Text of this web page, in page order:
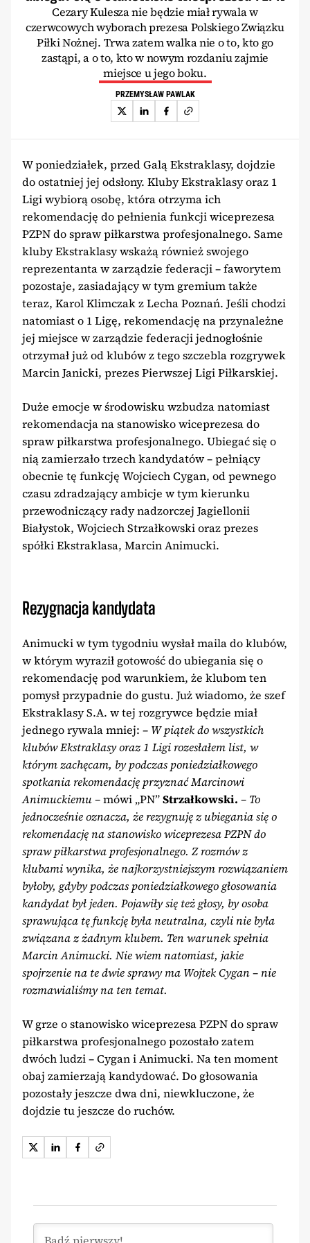
Cezary Kulesza nie będzie miał rywala w
czerwcowych wyborach prezesa Polskiego Związku
Piłki Nożnej. Trwa zatem walka nie o to, kto go
zastąpi, a o to, kto w nowym rozdaniu zajmie
miejsce u jego boku.
PRZEMYSŁAW PAWLAK
W poniedziałek, przed Galą Ekstraklasy, dojdzie
do ostatniej jej odsłony. Kluby Ekstraklasy oraz 1
Ligi wybiorą osobę, która otrzyma ich
rekomendację do pełnienia funkcji wiceprezesa
PZPN do spraw piłkarstwa profesjonalnego. Same
kluby Ekstraklasy wskażą również swojego
reprezentanta w zarządzie federacji – faworytem
pozostaje, zasiadający w tym gremium także
teraz, Karol Klimczak z Lecha Poznań. Jeśli chodzi
natomiast o 1 Ligę, rekomendację na przynależne
jej miejsce w zarządzie federacji jednogłośnie
otrzymał już od klubów z tego szczebla rozgrywek
Marcin Janicki, prezes Pierwszej Ligi Piłkarskiej.
Duże emocje w środowisku wzbudza natomiast
rekomendacja na stanowisko wiceprezesa do
spraw piłkarstwa profesjonalnego. Ubiegać się o
nią zamierzało trzech kandydatów – pełniący
obecnie tę funkcję Wojciech Cygan, od pewnego
czasu zdradzający ambicje w tym kierunku
przewodniczący rady nadzorczej Jagiellonii
Białystok, Wojciech Strzałkowski oraz prezes
spółki Ekstraklasa, Marcin Animucki.
Rezygnacja kandydata
Animucki w tym tygodniu wysłał maila do klubów,
w którym wyraził gotowość do ubiegania się o
rekomendację pod warunkiem, że klubom ten
pomysł przypadnie do gustu. Już wiadomo, że szef
Ekstraklasy S.A. w tej rozgrywce będzie miał
jednego rywala mniej: – W piątek do wszystkich
klubów Ekstraklasy oraz 1 Ligi rozesłałem list, w
którym zachęcam, by podczas poniedziałkowego
spotkania rekomendację przyznać Marcinowi
Animuckiemu –mówi „PN”Strzałkowski. – To
jednocześnie oznacza, że rezygnuję z ubiegania się o
rekomendację na stanowisko wiceprezesa PZPN do
spraw piłkarstwa profesjonalnego. Z rozmów z
klubami wynika, że najkorzystniejszym rozwiązaniem
byłoby, gdyby podczas poniedziałkowego głosowania
kandydat był jeden. Pojawiły się też głosy, by osoba
sprawująca tę funkcję była neutralna, czyli nie była
związana z żadnym klubem. Ten warunek spełnia
Marcin Animucki. Nie wiem natomiast, jakie
spojrzenie na te dwie sprawy ma Wojtek Cygan – nie
rozmawialiśmy na ten temat.
W grze o stanowisko wiceprezesa PZPN do spraw
piłkarstwa profesjonalnego pozostało zatem
dwóch ludzi – Cygan i Animucki. Na ten moment
obaj zamierzają kandydować. Do głosowania
pozostały jeszcze dwa dni, niewkluczone, że
dojdzie tu jeszcze do ruchów.